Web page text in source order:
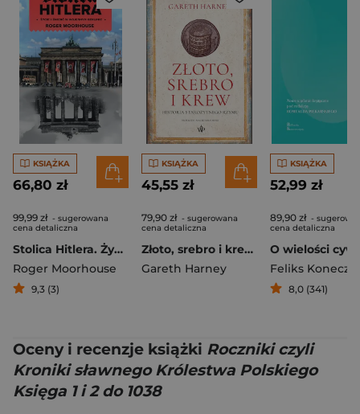
KSIĄŻKA
66,80 zł
99,99 zł - sugerowana
cena detaliczna
Stolica Hitlera. Życie i śmierć w wojennym Berlinie (wyd. 2026)
Roger Moorhouse
9,3 (3)
KSIĄŻKA
45,55 zł
79,90 zł - sugerowana
cena detaliczna
Złoto, srebro i krew. Historia starożytnego Rzymu
Gareth Harney
KSIĄŻKA
52,99 zł
89,90 zł -
cena detaliczna
Feliks
8,0 (341)
Oceny i recenzje książki Roczniki czyli
Kroniki sławnego Królestwa Polskiego
Księga 1 i 2 do 1038